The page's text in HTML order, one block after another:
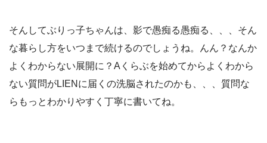
そんしてぶりっ子ちゃんは、影で愚痴る愚痴る、、、そん
な暮らし方をいつまで続けるのでしょうね。んん？なんか
よくわからない展開に？Aくらぶを始めてからよくわから
ない質問がLIENに届くの洗脳されたのかも、、、質問な
らもっとわかりやすく丁寧に書いてね。